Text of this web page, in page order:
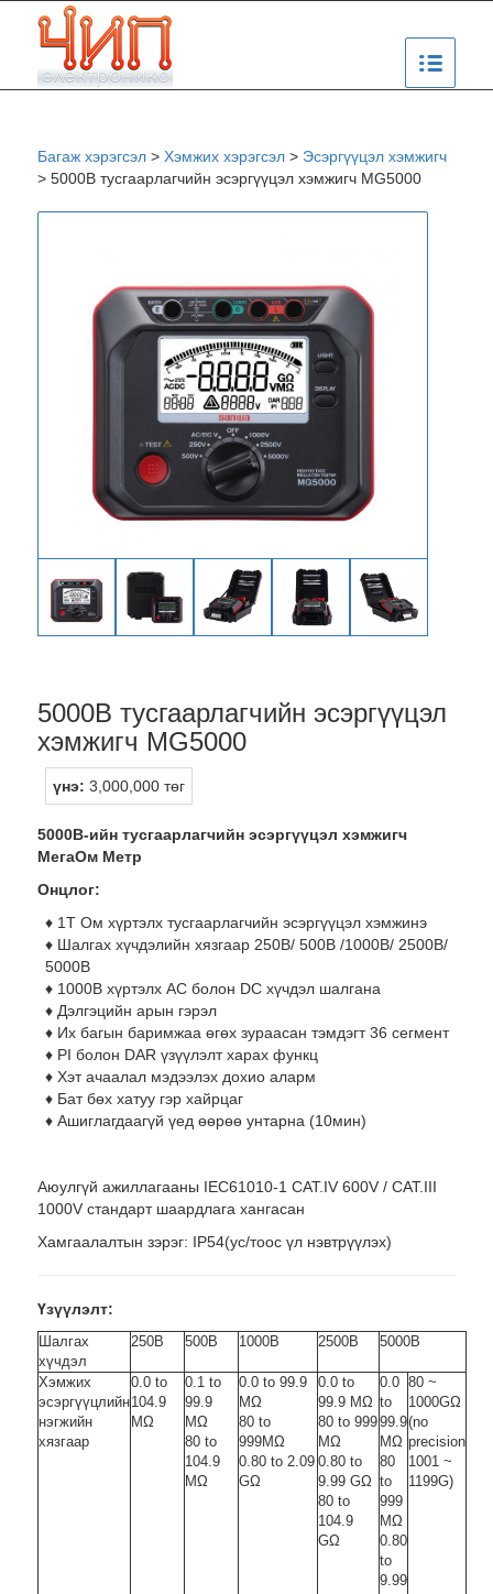
Багаж хэрэгсэл> Хэмжих хэрэгсэл> Эсэргүүцэл хэмжигч
> 5000В тусгаарлагчийн эсэргүүцэл хэмжигч MG5000
5000В тусгаарлагчийн эсэргүүцэл
хэмжигч MG5000
үнэ: 3,000,000 төг
5000В-ийн тусгаарлагчийн эсэргүүцэл хэмжигч
МегаОм Метр
Онцлог:
♦ 1Т Ом хүртэлх тусгаарлагчийн эсэргүүцэл хэмжинэ
♦ Шалгах хүчдэлийн хязгаар 250В/ 500В /1000В/ 2500В/
5000В
♦ 1000В хүртэлх АС болон DC хүчдэл шалгана
♦ Дэлгэцийн арын гэрэл
♦ Их багын баримжаа өгөх зураасан тэмдэгт 36 сегмент
♦ PI болон DAR үзүүлэлт харах функц
♦ Хэт ачаалал мэдээлэх дохио аларм
♦ Бат бөх хатуу гэр хайрцаг
♦ Ашиглагдаагүй үед өөрөө унтарна (10мин)
Аюулгүй ажиллагааны IEC61010-1 CAT.IV 600V / CAT.III
1000V стандарт шаардлага хангасан
Хамгаалалтын зэрэг: IP54(ус/тоос үл нэвтрүүлэх)
Үзүүлэлт:
Шалгах
хүчдэл
250В 500В 1000В 2500В 5000В
Хэмжих
эсэргүүцлийн
нэгжийн
хязгаар
0.0 to
104.9
MΩ
0.1 to
99.9
MΩ
80 to
104.9
MΩ
0.0 to 99.9
MΩ
80 to
999MΩ
0.80 to 2.09
GΩ
0.0 to
99.9 MΩ
80 to 999
MΩ
0.80 to
9.99 GΩ
80 to
104.9
GΩ
0.0
to
99.9
MΩ
80
to
999
MΩ
0.80
to
9.99
80 ~
1000GΩ
(no
precision
1001 ~
1199G)